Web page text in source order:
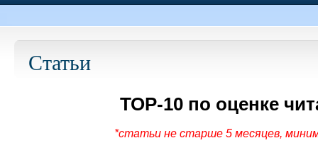
Статьи
ТОР-10 по оценке
*статьи не старше 5 месяцев,